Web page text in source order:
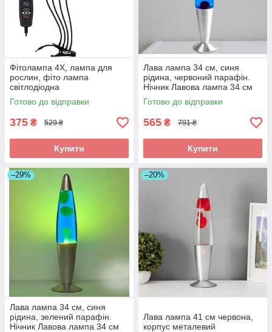
Фітолампа 4X, лампа для
рослин, фіто лампа
світлодіодна
Готово до відправки
375 ₴ 529 ₴
Купити
Лава лампа 34 см, синя
рідина, червоний парафін.
Нічник Лавова лампа 34 см
Готово до відправки
565 ₴ 791 ₴
Купити
–29%
Лава лампа 34 см, синя
рідина, зелений парафін.
Нічник Лавова лампа 34 см
–20%
Лава лампа 41 см червона,
корпус металевий